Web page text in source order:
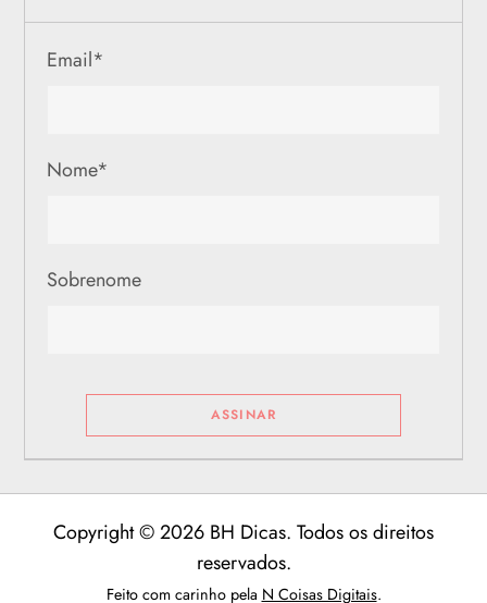
Email*
Nome*
Sobrenome
Copyright © 2026 BH Dicas. Todos os direitos
reservados.
Feito com carinho pela N Coisas Digitais.